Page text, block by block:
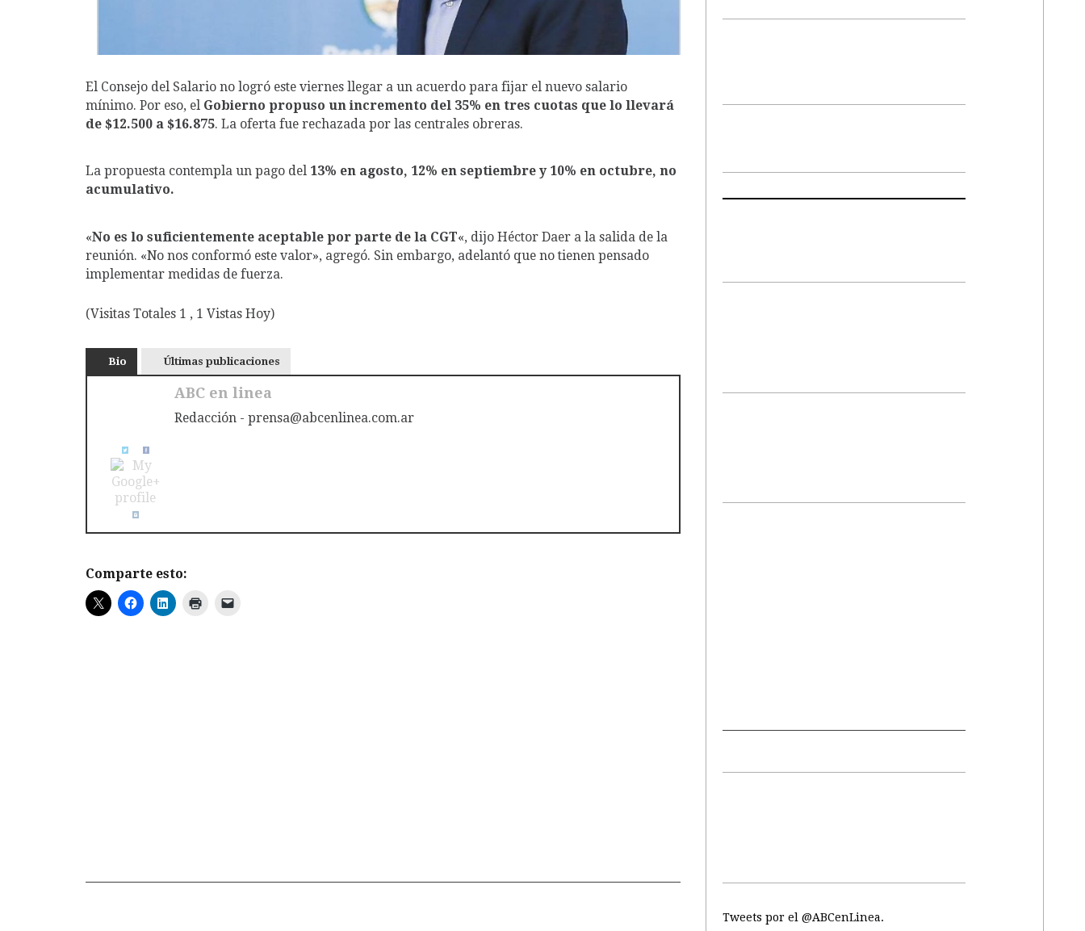
El Consejo del Salario no logró este viernes llegar a un acuerdo para fijar el nuevo salario
mínimo. Por eso, el Gobierno propuso un incremento del 35% en tres cuotas que lo llevará
de $12.500 a $16.875. La oferta fue rechazada por las centrales obreras.
La propuesta contempla un pago del 13% en agosto, 12% en septiembre y 10% en octubre, no
acumulativo.
«No es lo suficientemente aceptable por parte de la CGT«, dijo Héctor Daer a la salida de la
reunión. «No nos conformó este valor», agregó. Sin embargo, adelantó que no tienen pensado
implementar medidas de fuerza.
(Visitas Totales 1 , 1 Vistas Hoy)
Bio Últimas publicaciones
ABC en linea
Redacción - prensa@abcenlinea.com.ar
Comparte esto:
Tweets por el @ABCenLinea.